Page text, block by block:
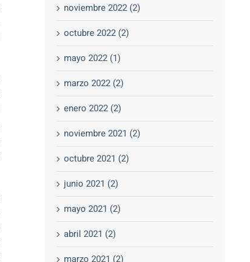
noviembre 2022 (2)
octubre 2022 (2)
mayo 2022 (1)
marzo 2022 (2)
enero 2022 (2)
noviembre 2021 (2)
octubre 2021 (2)
junio 2021 (2)
mayo 2021 (2)
abril 2021 (2)
marzo 2021 (2)